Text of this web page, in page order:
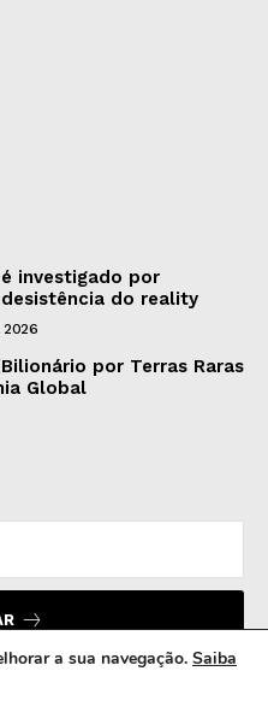
investigado por
do reality
2026
por Terras Raras
Global
a sua navegação. Saiba